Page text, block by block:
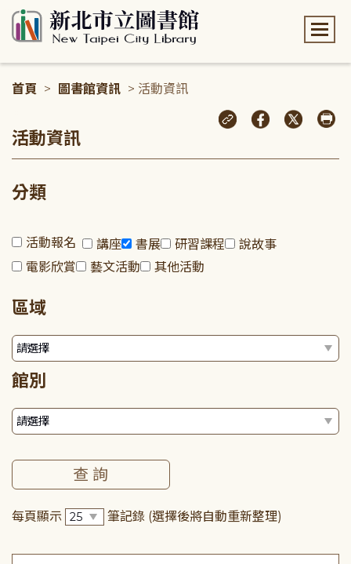
首頁 > 圖書館資訊 > 活動資訊
活動資訊
分類
活動報名 講座 書展 研習課程
說故事
電影欣賞
藝文活動 其他活動
區域
館別
每頁顯示 筆記錄 (選擇後將自動重新整理)